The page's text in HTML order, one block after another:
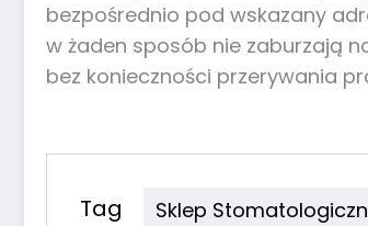
bezpośrednio pod wskazany
w żaden sposób nie zaburzają
bez konieczności przerywania
Tag Sklep